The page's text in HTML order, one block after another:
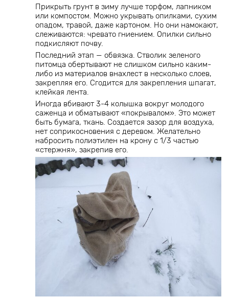
Прикрыть грунт в зиму лучше торфом, лапником
или компостом. Можно укрывать опилками, сухим
опадом, травой, даже картоном. Но они намокают,
слеживаются: чревато гниением. Опилки сильно
подкисляют почву.
Последний этап — обвязка. Стволик зеленого
питомца обертывают не слишком сильно каким-
либо из материалов внахлест в несколько слоев,
закрепляя его. Сгодится для закрепления шпагат,
клейкая лента.
Иногда вбивают 3-4 колышка вокруг молодого
саженца и обматывают «покрывалом». Это может
быть бумага, ткань. Создается зазор для воздуха,
нет соприкосновения с деревом. Желательно
набросить полиэтилен на крону с 1/3 частью
«стержня», закрепив его.